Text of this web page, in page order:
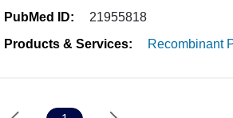
PubMed ID:
21955818
Products & Services:
Recombinant